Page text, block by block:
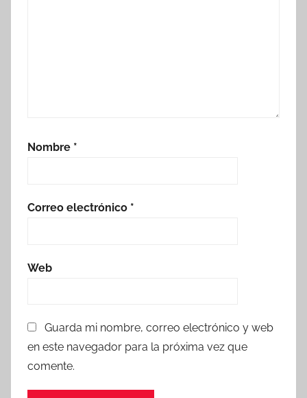
Nombre *
Correo electrónico *
Web
Guarda mi nombre, correo electrónico y web
en este navegador para la próxima vez que
comente.